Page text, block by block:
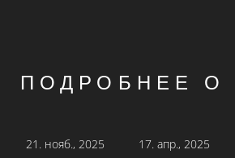
ПОДРОБНЕЕ О
21. нояб., 2025 17. апр., 2025